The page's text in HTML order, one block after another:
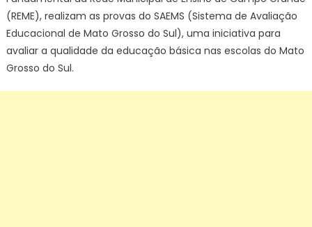
(REME), realizam as provas do SAEMS (Sistema de Avaliação
Educacional de Mato Grosso do Sul), uma iniciativa para
avaliar a qualidade da educação básica nas escolas do Mato
Grosso do Sul.